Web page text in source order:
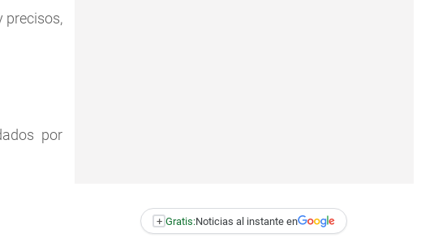
precisos,
por
+ Gratis:Noticias al instante en